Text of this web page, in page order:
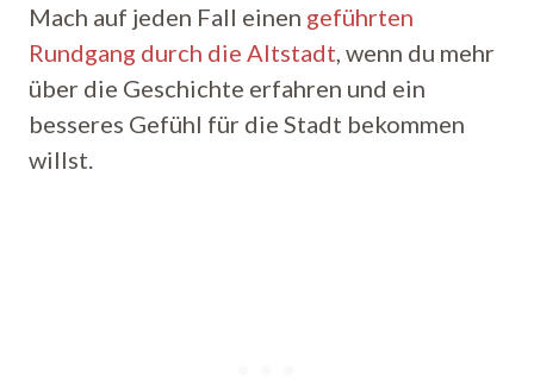
Mach auf jeden Fall einen geführten
Rundgang durch die Altstadt , wenn du mehr
über die Geschichte erfahren und ein
besseres Gefühl für die Stadt bekommen
willst.